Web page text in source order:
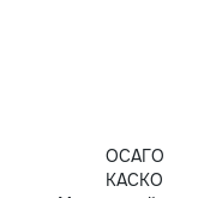
ОСАГО
КАСКО